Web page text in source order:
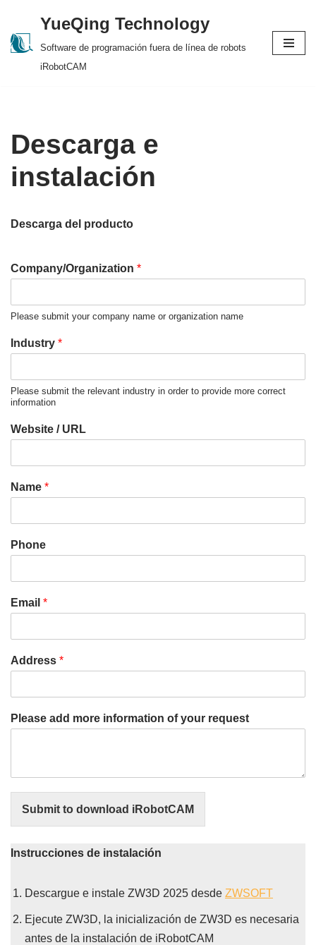
Skip
YueQing Technology
Software de programación fuera de línea de robots
iRobotCAM
Descarga e
instalación
Descarga del producto
Company/Organization *
Please submit your company name or organization name
Industry *
Please submit the relevant industry in order to provide more correct
information
Website / URL
Name *
Phone
Email *
Address *
Please add more information of your request
Submit to download iRobotCAM
Instrucciones de instalación
Descargue e instale ZW3D 2025 desde ZWSOFT
Ejecute ZW3D, la inicialización de ZW3D es necesaria
antes de la instalación de iRobotCAM